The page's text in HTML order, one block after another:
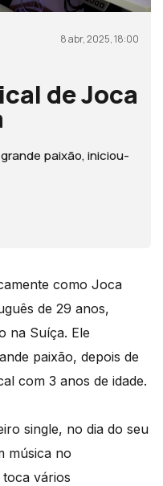
8 abr, 2025, 18:00
de Joca
paixão, iniciou-
como Joca
de 29 anos,
na Suíça. Ele
paixão, depois de
com 3 anos de idade.
single, no dia do seu
música no
vários